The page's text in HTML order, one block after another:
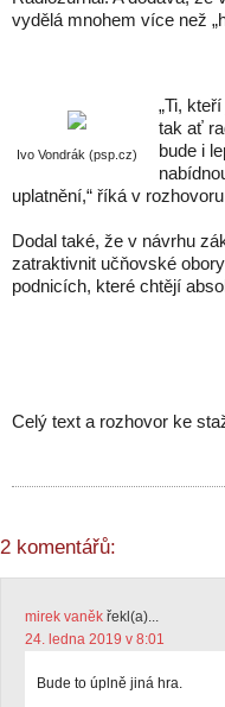
vydělá mnohem více než
Ivo Vondrák (psp.cz)
„Ti,
tak ať
bude i
uplatnění,“ říká v
Dodal také, že v návrhu
zatraktivnit učňovské
podnicích, které chtějí
Celý text a rozhovor ke
2 komentářů:
mirek vaněk řekl(a)...
24. ledna 2019 v 8:01
Bude to úplně jiná hra.